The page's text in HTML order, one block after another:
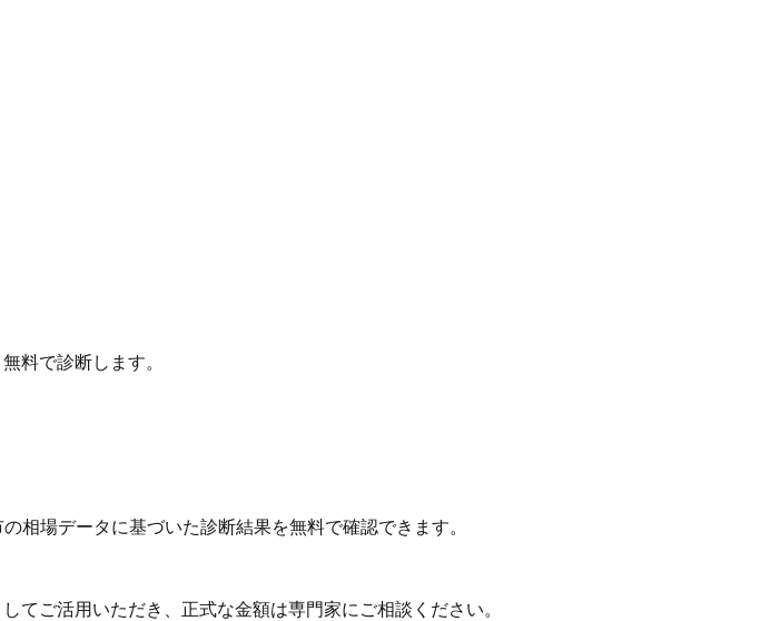
料で診断します。
相場データに基づいた診断結果を無料で確認できます。
てご活用いただき、正式な金額は専門家にご相談ください。